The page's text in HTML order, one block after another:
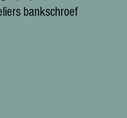
bankschroef